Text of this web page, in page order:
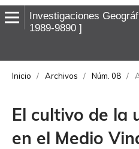
Investigaciones
1989-9890
Inicio / Archivos / Núm. 08 /
El cultivo de la
en el Medio